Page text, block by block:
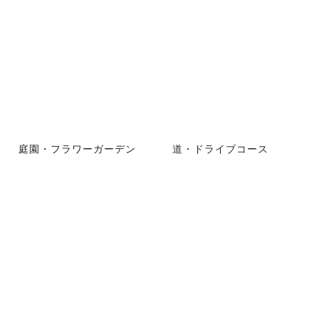
庭園・フラワーガーデン 道・ドライブコース